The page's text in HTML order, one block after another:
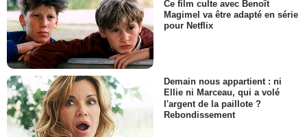
Ce film culte avec Benoît
Magimel va être adapté en série
pour Netflix
Demain nous appartient : ni
Ellie ni Marceau, qui a volé
l'argent de la paillote ?
Rebondissement